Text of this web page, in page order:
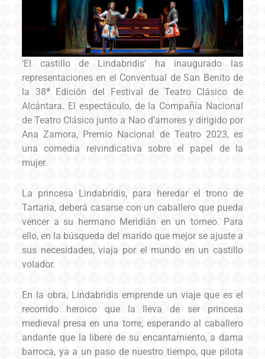
‘El castillo de Lindabridis’ ha inaugurado las
representaciones en el Conventual de San Benito de
la 38ª Edición del Festival de Teatro Clásico de
Alcántara. El espectáculo, de la Compañía Nacional
de Teatro Clásico junto a Nao d’amores y dirigido por
Ana Zamora, Premio Nacional de Teatro 2023, es
una comedia reivindicativa sobre el papel de la
mujer.
La princesa Lindabridis, para heredar el trono de
Tartaria, deberá casarse con un caballero que pueda
vencer a su hermano Meridián en un torneo. Para
ello, en la búsqueda del marido que mejor se ajuste a
sus necesidades, viaja por el mundo en un castillo
volador.
En la obra, Lindabridis emprende un viaje que es el
recorrido heroico que la lleva de ser princesa
medieval presa en una torre, esperando al caballero
andante que la libere de su encantamiento, a dama
barroca, ya a un paso de nuestro tiempo, que pilota